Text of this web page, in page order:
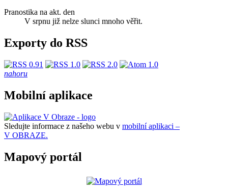
Pranostika na akt. den
V srpnu již nelze slunci mnoho věřit.
Exporty do RSS
nahoru
Mobilní aplikace
Sledujte informace z našeho webu v mobilní aplikaci –
V OBRAZE.
Mapový portál